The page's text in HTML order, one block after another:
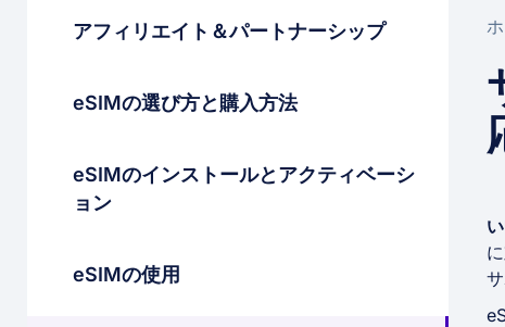
アフィリエイト＆パートナーシップ
eSIMの選び方と購入方法
eSIMのインストールとアクティベーシ
ョン
eSIMの使用